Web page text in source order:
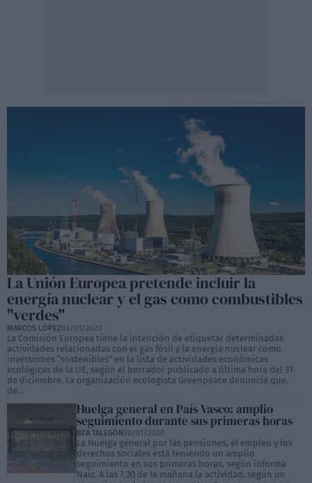
La Unión Europea pretende incluir la
energía nuclear y el gas como combustibles
"verdes"
MARCOS LÓPEZ03/01/2022
La Comisión Europea tiene la intención de etiquetar determinadas
actividades relacionadas con el gas fósil y la energía nuclear como
inversiones “sostenibles” en la lista de actividades económicas
ecológicas de la UE, según el borrador publicado a última hora del 31
de diciembre. La organización ecologista Greenpeace denuncia que,
de...
Huelga general en País Vasco: amplio
seguimiento durante sus primeras horas
BEA TALEGÓN30/01/2020
La Huelga general por las pensiones, el empleo y los
derechos sociales está teniendo un amplio
seguimiento en sus primeras horas, según informa
Naiz. A las 7.30 de la mañana la actividad, según un